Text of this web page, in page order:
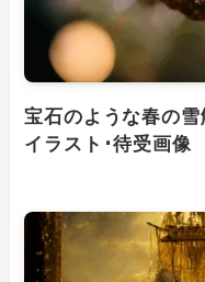
宝石のような春の
イラスト･待受画像